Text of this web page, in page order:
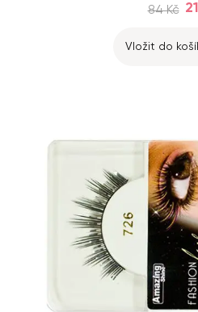
84 Kč
Vložit do